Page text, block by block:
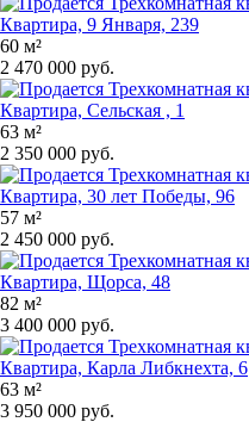
Квартира, 9 Января, 239
60 м²
2 470 000 руб.
Квартира, Сельская , 1
63 м²
2 350 000 руб.
Квартира, 30 лет Победы, 96
57 м²
2 450 000 руб.
Квартира, Щорса, 48
82 м²
3 400 000 руб.
Квартира, Карла Либкнехта, 6
63 м²
3 950 000 руб.